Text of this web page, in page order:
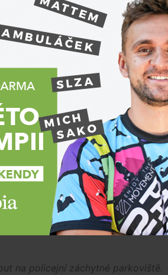
Vala.
to přes pole. Tento manévr se mu
si totiž poškodil auto, z
zatáčkou a narazil do
cesty služebním
v tu chvíli věděli, s kým mají tu
s obilím, kde vozidlo odstavil a
zapojilo do rozsáhlé pátrací
na dálnici D1 na 233. kilometru. Po
látky policisty nepřekvapily,
se ukázalo, že až do letošního října
na policejní záchytné parkoviště.